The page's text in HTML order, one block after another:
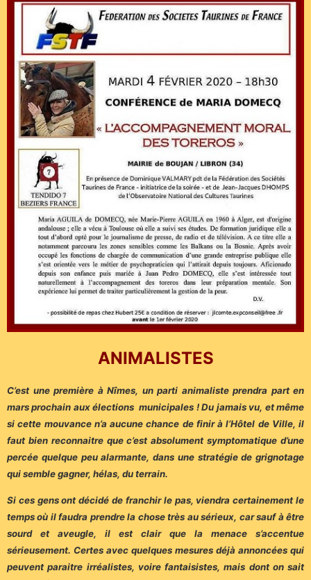
ANIMALISTES
C’est une première à Nîmes, un parti animaliste prendra part en
mars prochain aux élections municipales ! Du jamais vu, et même
si cette mouvance n’a aucune chance de finir à l’Hôtel de Ville, il
faut bien reconnaitre que c’est absolument symptomatique d’une
percée quelque peu alarmante, dans une stratégie de grignotage
qui semble gagner, hélas, du terrain.
Si ces gens ont décidé de franchir le pas, viendra certainement le
temps où il faudra prendre la chose très au sérieux, car sauf à être
sourd et aveugle, il est clair que la menace s’accentue
sérieusement. Certes avec quelques mesures déjà annoncées qui
peuvent paraitre irréalistes, voire fantaisistes, mais dont on sait